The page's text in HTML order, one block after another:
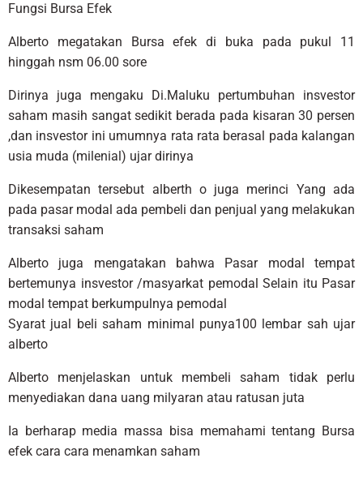
Fungsi Bursa Efek
Alberto megatakan Bursa efek di buka pada pukul 11
hinggah nsm 06.00 sore
Dirinya juga mengaku Di.Maluku pertumbuhan insvestor
saham masih sangat sedikit berada pada kisaran 30 persen
,dan insvestor ini umumnya rata rata berasal pada kalangan
usia muda (milenial) ujar dirinya
Dikesempatan tersebut alberth o juga merinci Yang ada
pada pasar modal ada pembeli dan penjual yang melakukan
transaksi saham
Alberto juga mengatakan bahwa Pasar modal tempat
bertemunya insvestor /masyarkat pemodal Selain itu Pasar
modal tempat berkumpulnya pemodal
Syarat jual beli saham minimal punya100 lembar sah ujar
alberto
Alberto menjelaskan untuk membeli saham tidak perlu
menyediakan dana uang milyaran atau ratusan juta
Ia berharap media massa bisa memahami tentang Bursa
efek cara cara menamkan saham